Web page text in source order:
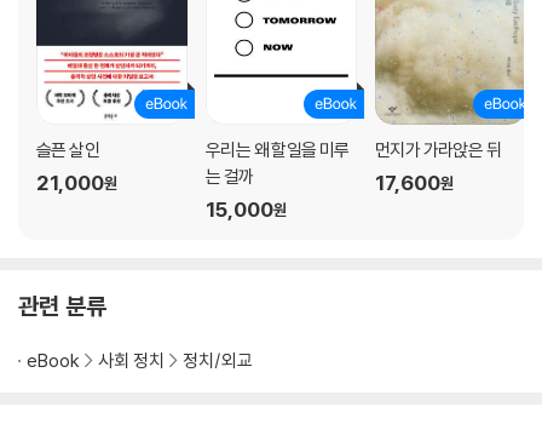
슬픈 살인
21,000원
우리는 왜 할일을 미루
는 걸까
15,000원
먼지가 가라앉은 뒤
17,600원
관련 분류
eBook 사회 정치 정치/외교